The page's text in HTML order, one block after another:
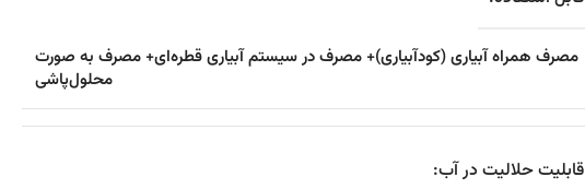
مصرف همراه آبیاری (کودآبیاری)+ مصرف در سیستم آبیاری قطره‌ای+ مصرف به صورت
محلول‌پاشی
قابلیت حلالیت در آب: